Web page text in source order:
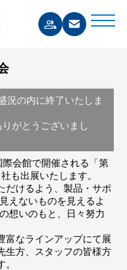
況の内に終了いたしま
がとうございまし
会館で開催される「第
も出展いたします。
だけるよう、製品・サポ
えないものを見えるよ
想いのもと、日々努力
富なラインアップにて展
生方、スタッフの皆様方